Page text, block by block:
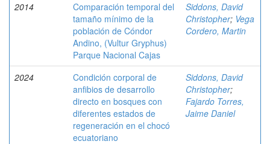
2014
Comparación temporal del
tamaño mínimo de la
población de Cóndor
Andino, (Vultur Gryphus)
Parque Nacional Cajas
Siddons, David
Christopher; Vega
Cordero, Martin
2024
Condición corporal de
anfibios de desarrollo
directo en bosques con
diferentes estados de
regeneración en el chocó
ecuatoriano
Siddons, David
Christopher;
Fajardo Torres,
Jaime Daniel